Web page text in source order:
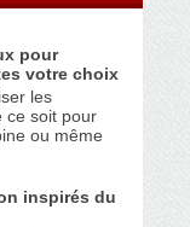
pour
votre choix
les
ce soit pour
ou même
inspirés du